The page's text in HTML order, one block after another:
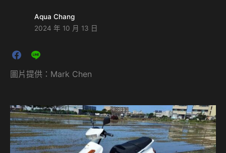
Aqua Chang
2024 年 10 月 13 日
圖片提供：Mark Chen